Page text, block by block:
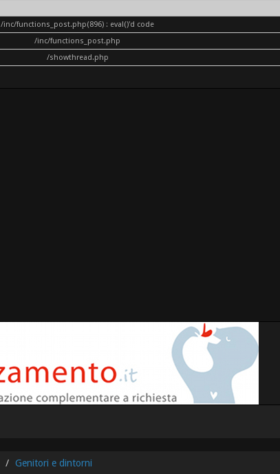
/inc/functions_post.php(896) : eval()'d code
/inc/functions_post.php
/showthread.php
Genitori e dintorni